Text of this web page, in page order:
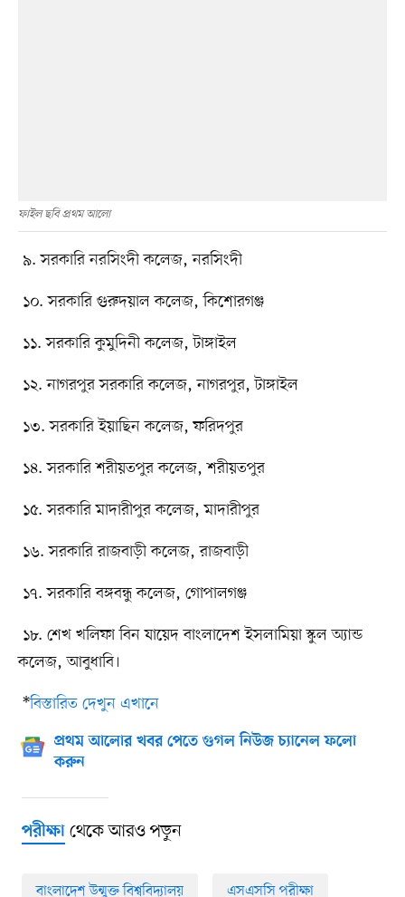
ফাইল ছবি প্রথম আলো
৯. সরকারি নরসিংদী কলেজ, নরসিংদী
১০. সরকারি গুরুদয়াল কলেজ, কিশোরগঞ্জ
১১. সরকারি কুমুদিনী কলেজ, টাঙ্গাইল
১২. নাগরপুর সরকারি কলেজ, নাগরপুর, টাঙ্গাইল
১৩. সরকারি ইয়াছিন কলেজ, ফরিদপুর
১৪. সরকারি শরীয়তপুর কলেজ, শরীয়তপুর
১৫. সরকারি মাদারীপুর কলেজ, মাদারীপুর
১৬. সরকারি রাজবাড়ী কলেজ, রাজবাড়ী
১৭. সরকারি বঙ্গবন্ধু কলেজ, গোপালগঞ্জ
১৮. শেখ খলিফা বিন যায়েদ বাংলাদেশ ইসলামিয়া স্কুল অ্যান্ড
কলেজ, আবুধাবি।
*বিস্তারিত দেখুন এখানে
প্রথম আলোর খবর পেতে গুগল নিউজ চ্যানেল ফলো
করুন
পরীক্ষাথেকে আরও পড়ুন
বাংলাদেশ উন্মুক্ত বিশ্ববিদ্যালয় এসএসসি পরীক্ষা